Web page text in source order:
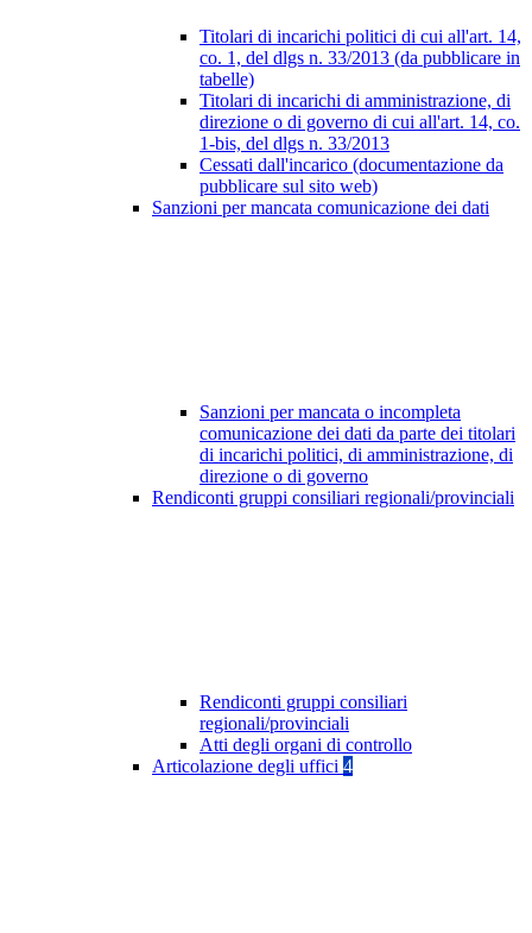
Titolari di incarichi politici di cui all'art. 14,
co. 1, del dlgs n. 33/2013 (da pubblicare in
tabelle)
Titolari di incarichi di amministrazione, di
direzione o di governo di cui all'art. 14, co.
1-bis, del dlgs n. 33/2013
Cessati dall'incarico (documentazione da
pubblicare sul sito web)
Sanzioni per mancata comunicazione dei dati
Sanzioni per mancata o incompleta
comunicazione dei dati da parte dei titolari
di incarichi politici, di amministrazione, di
direzione o di governo
Rendiconti gruppi consiliari regionali/provinciali
Rendiconti gruppi consiliari
regionali/provinciali
Atti degli organi di controllo
Articolazione degli uffici 4